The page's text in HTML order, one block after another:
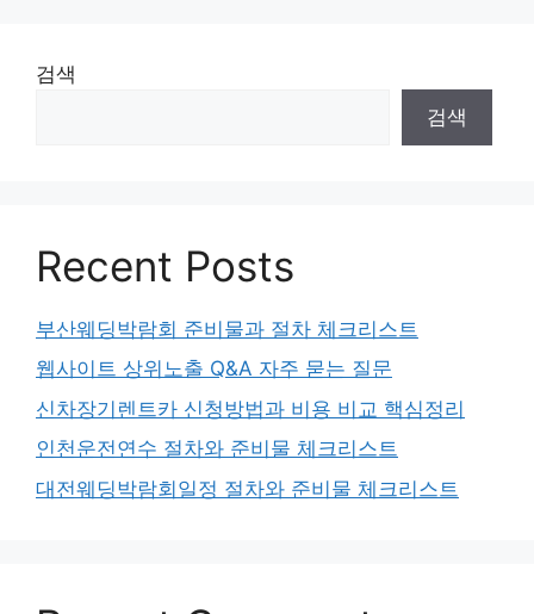
검색
검색
Recent Posts
부산웨딩박람회 준비물과 절차 체크리스트
웹사이트 상위노출 Q&A 자주 묻는 질문
신차장기렌트카 신청방법과 비용 비교 핵심정리
인천운전연수 절차와 준비물 체크리스트
대전웨딩박람회일정 절차와 준비물 체크리스트